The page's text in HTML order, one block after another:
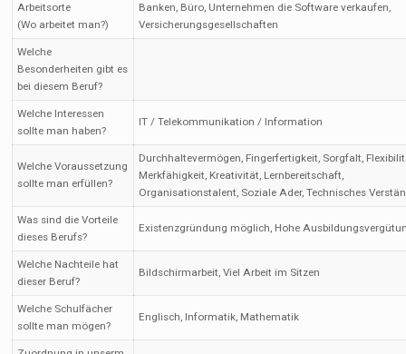
Arbeitsorte
(Wo arbeitet man?)
Banken, Büro, Unternehmen die Software verkaufen,
Versicherungsgesellschaften
Welche
Besonderheiten gibt es
bei diesem Beruf?
Welche Interessen
sollte man haben?
IT / Telekommunikation / Information
Welche Voraussetzung
sollte man erfüllen?
Durchhaltevermögen, Fingerfertigkeit, Sorgfalt,
Merkfähigkeit, Kreativität, Lernbereitschaft,
Organisationstalent, Soziale Ader, Technisches
Was sind die Vorteile
dieses Berufs?
Existenzgründung möglich, Hohe
Welche Nachteile hat
dieser Beruf?
Bildschirmarbeit, Viel Arbeit im Sitzen
Welche Schulfächer
sollte man mögen?
Englisch, Informatik, Mathematik